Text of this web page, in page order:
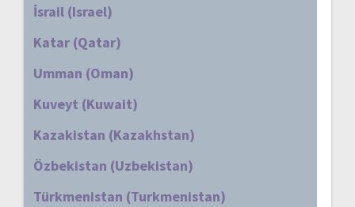
İsrail (Israel)
Katar (Qatar)
Umman (Oman)
Kuveyt (Kuwait)
Kazakistan (Kazakhstan)
Özbekistan (Uzbekistan)
Türkmenistan (Turkmenistan)